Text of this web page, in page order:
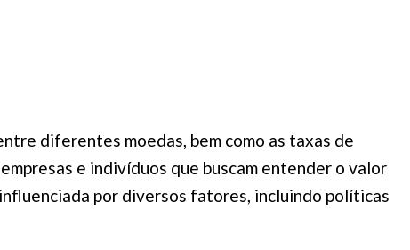
diferentes moedas, bem como as taxas de
e indivíduos que buscam entender o valor
por diversos fatores, incluindo políticas